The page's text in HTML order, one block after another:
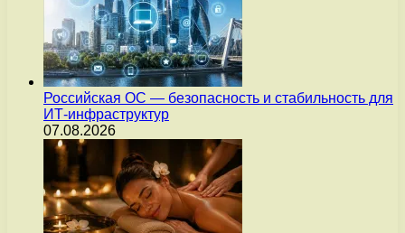
Российская ОС — безопасность и стабильность для
ИТ-инфраструктур
07.08.2026